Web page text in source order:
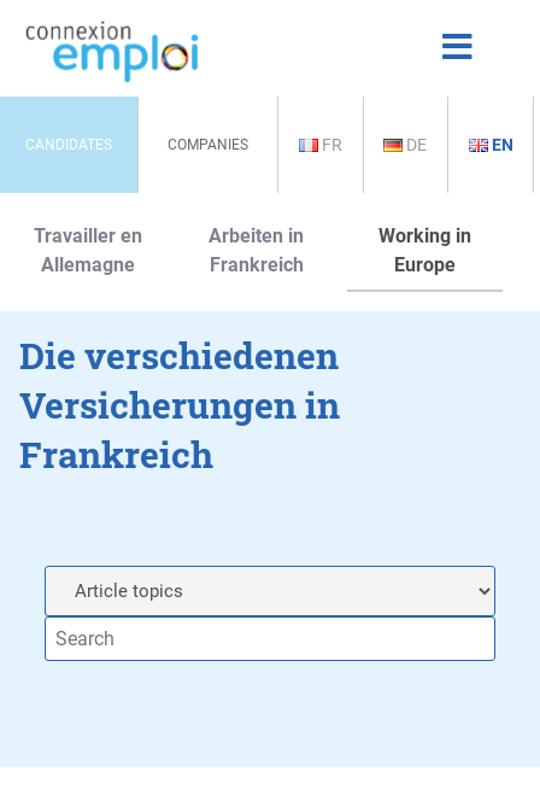
CANDIDATES COMPANIES FR DE EN
Travailler en
Allemagne
Arbeiten in
Frankreich
Working in
Europe
Die verschiedenen
Versicherungen in
Frankreich